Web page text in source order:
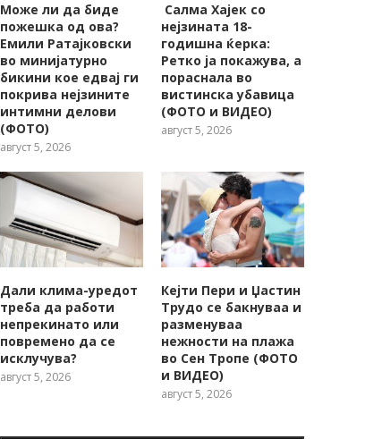
Може ли да биде
пожешкa од ова?
Емили Ратајковски
во минијатурно
бикини кое едвај ги
покрива нејзините
интимни делови
(ФОТО)
август 5, 2026
Салма Хајек со
нејзината 18-
годишна ќерка:
Ретко ја покажува, a
пораснала во
вистинска убавица
(ФОТО и ВИДЕО)
август 5, 2026
Дали клима-уредот
треба да работи
непрекинато или
повремено да се
исклучува?
август 5, 2026
Кејти Пери и Џастин
Трудо се бакнуваа и
разменуваа
нежности на плажа
во Сен Тропе (ФОТО
и ВИДЕО)
август 5, 2026